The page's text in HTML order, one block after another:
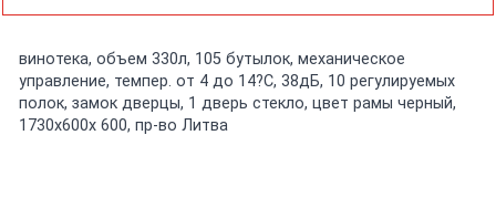
винотека, объем 330л, 105 бутылок, механическое
управление, темпер. от 4 до 14?C, 38дБ, 10 регулируемых
полок, замок дверцы, 1 дверь стекло, цвет рамы черный,
1730х600x 600, пр-во Литва